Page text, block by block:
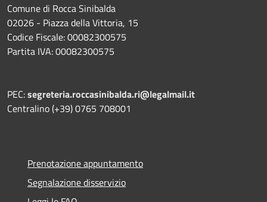
Comune di Rocca Sinibalda
02026 - Piazza della Vittoria, 15
Codice Fiscale: 00082300575
Partita IVA: 00082300575
PEC:segreteria.roccasinibalda.ri@legalmail.it
Centralino (+39) 0765 708001
Prenotazione appuntamento
Segnalazione disservizio